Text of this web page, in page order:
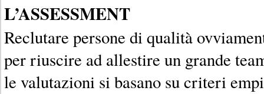
L’ASSESSMENT
Reclutare persone di qualità
per riuscire ad allestire un grande
le valutazioni si basano su criteri